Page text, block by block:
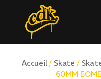
Accueil / Skate /
60MM